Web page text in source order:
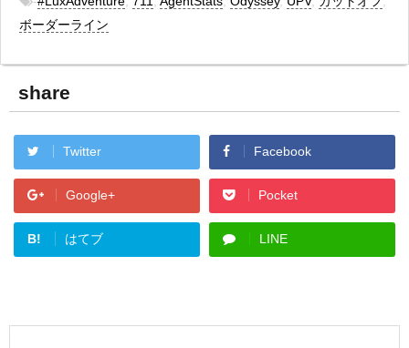
ボーダーライン
share
Twitter Facebook
Google+ Pocket
B! はてブ LINE